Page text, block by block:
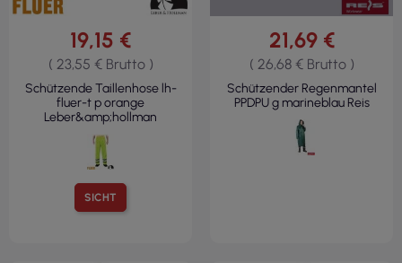
SICHT
19,15 €
( 23,55 € Brutto )
Schützende Taillenhose lh-
fluer-t p orange
Leber&amp;hollman
21,69 €
( 26,68 € Brutto )
Schützender Regenmantel
PPDPU g marineblau Reis